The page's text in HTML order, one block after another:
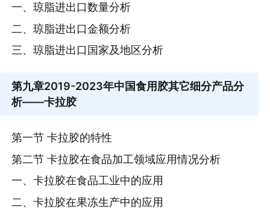
一、琼脂进出口数量分析
二、琼脂进出口金额分析
三、琼脂进出口国家及地区分析
第九章2019-2023年中国食用胶其它细分产品分
析——卡拉胶
第一节 卡拉胶的特性
第二节 卡拉胶在食品加工领域应用情况分析
一、卡拉胶在食品工业中的应用
二、卡拉胶在果冻生产中的应用